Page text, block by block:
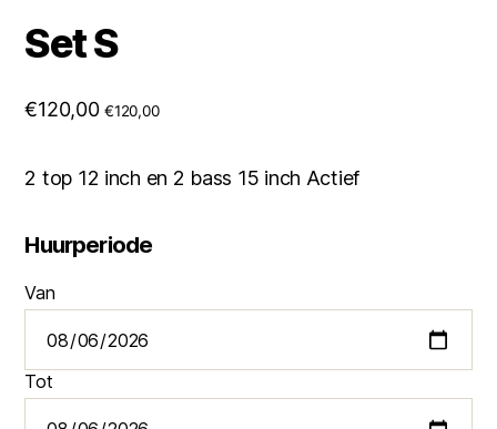
Set S
€120,00 €120,00
2 top 12 inch en 2 bass 15 inch Actief
Huurperiode
Van
Tot